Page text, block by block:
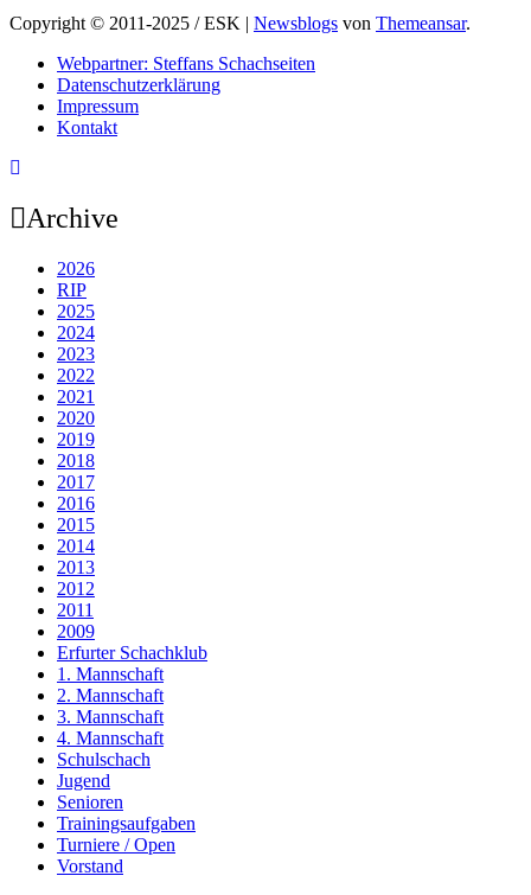
Copyright © 2011-2025 / ESK Newsblogs von Themeansar.
Webpartner: Steffans Schachseiten
Datenschutzerklärung
Impressum
Kontakt
Archive
2026
RIP
2025
2024
2023
2022
2021
2020
2019
2018
2017
2016
2015
2014
2013
2012
2011
2009
Erfurter Schachklub
1. Mannschaft
2. Mannschaft
3. Mannschaft
4. Mannschaft
Schulschach
Jugend
Senioren
Trainingsaufgaben
Turniere / Open
Vorstand